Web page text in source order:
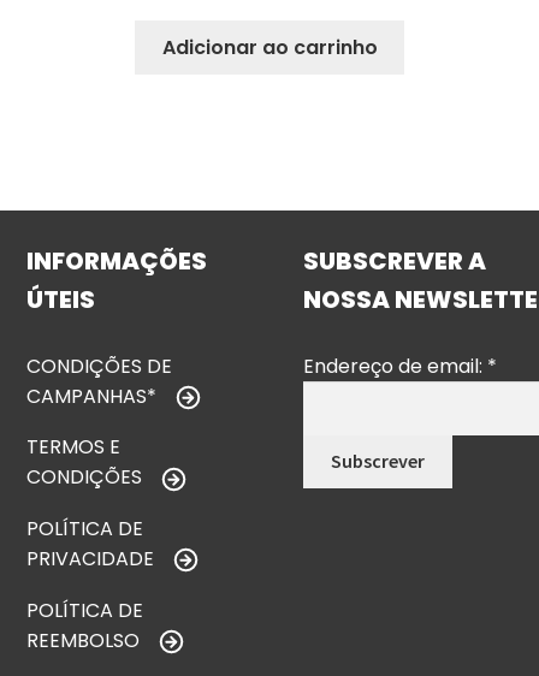
Adicionar ao carrinho
INFORMAÇÕES
ÚTEIS
CONDIÇÕES DE
CAMPANHAS*
TERMOS E
CONDIÇÕES
POLÍTICA DE
PRIVACIDADE
POLÍTICA DE
REEMBOLSO
SUBSCREVER A
NOSSA
Endereço de email: *